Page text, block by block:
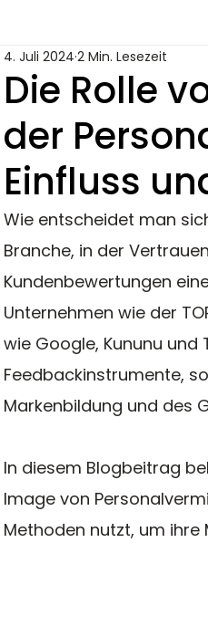
Die Rolle
der
Einfluss
4. Juli 2024 2 Min. Lesezeit
Wie entscheidet man
Branche, in der
Kundenbewertungen
Unternehmen wie der
wie Google, Kununu
Feedbackinstrumente,
Markenbildung und des
In diesem Blogbeitrag
Image von
Methoden nutzt, um